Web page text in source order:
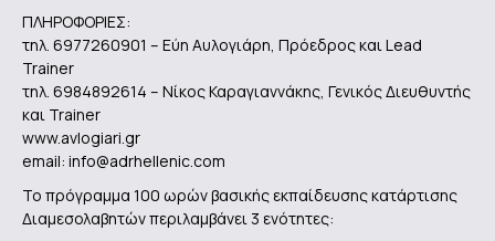
ΠΛΗΡΟΦΟΡΙΕΣ:
τηλ. 6977260901 – Εύη Αυλογιάρη, Πρόεδρος και Lead
Trainer
τηλ. 6984892614 – Νίκος Καραγιαννάκης, Γενικός Διευθυντής
και Trainer
www.avlogiari.gr
email: info@adrhellenic.com
Το πρόγραμμα 100 ωρών βασικής εκπαίδευσης κατάρτισης
Διαμεσολαβητών περιλαμβάνει 3 ενότητες: